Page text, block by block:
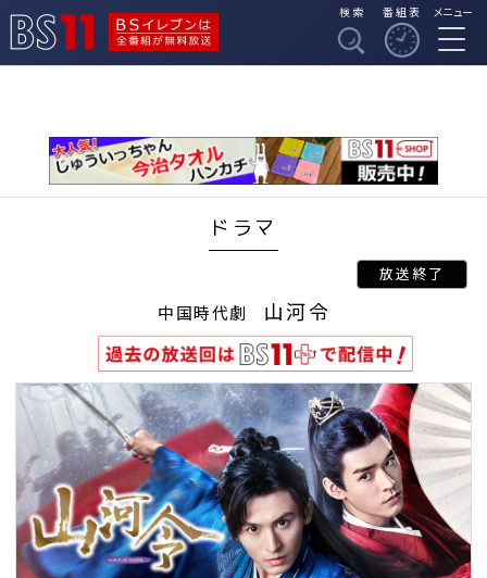
BSイレブンは全番組
検索 番組表 メニュー
ドラマ
中国時代劇 山河令
過去の放送回はBS11プラスで配信
中！